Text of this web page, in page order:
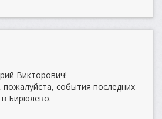
Викторович!
события последних
Бирюлёво.